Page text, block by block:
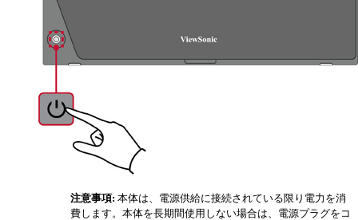
注意事項: 本体は、電源供給に接続されている限り電力を消
費します。本体を長期間使用しない場合は、電源プラグをコ